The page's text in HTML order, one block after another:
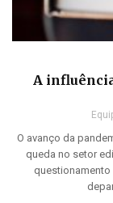
A
O avanço da
queda no setor